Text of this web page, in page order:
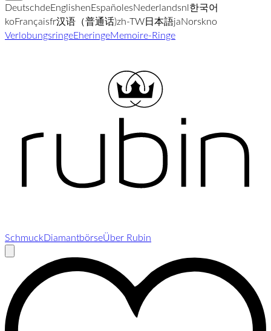
DeutschdeEnglishenEspañolesNederlandsnl한국어
koFrançaisfr汉语（普通话)zh-TW日本語jaNorskno
VerlobungsringeEheringeMemoire-Ringe
SchmuckDiamantbörseÜber Rubin